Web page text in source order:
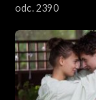
1101–1200
1001–1100
odc. 2390